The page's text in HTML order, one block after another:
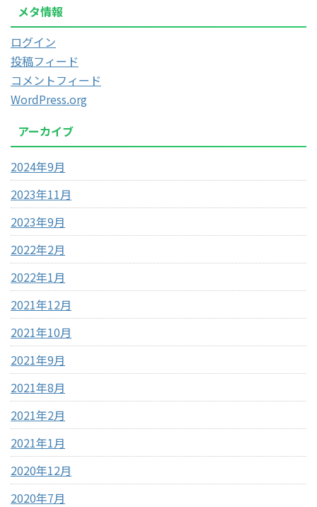
メタ情報
ログイン
投稿フィード
コメントフィード
WordPress.org
アーカイブ
2024年9月
2023年11月
2023年9月
2022年2月
2022年1月
2021年12月
2021年10月
2021年9月
2021年8月
2021年2月
2021年1月
2020年12月
2020年7月